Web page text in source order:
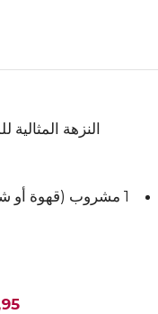
النزهة
1 مشروب (قهوة أو شاي أو مشروب غازي أو بيرة أو نبيذ)